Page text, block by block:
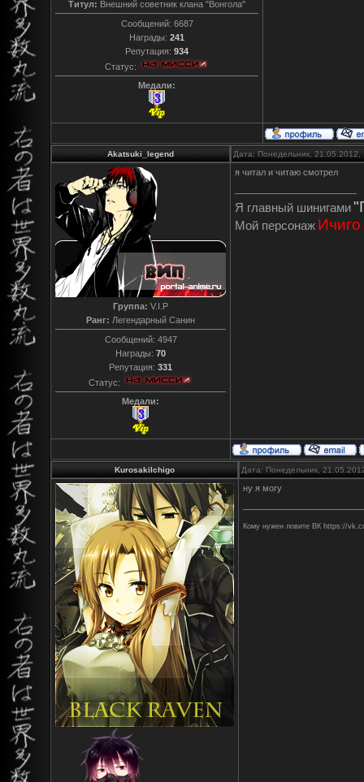
Титул: Внешний советник клана "Вонгола"
Сообщений: 6687
Награды: 241
Репутация: 934
Статус:
Медали:
Akatsuki_legend Дата: Понедельник,
Группа: V.I.P
Ранг: Легендарный Санин
Сообщений: 4947
Награды: 70
Репутация: 331
Статус:
Медали:
я читал и читаю смотрел
Я главный шинигами
Мой персонаж
KurosakiIchigo Дата: Понедельник,
ну я могу
Кому нужен ловите ВК https://